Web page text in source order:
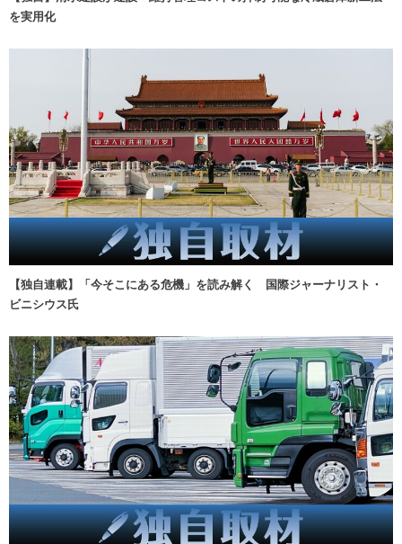
を実用化
【独自連載】「今そこにある危機」を読み解く 国際ジャーナリスト・
ビニシウス氏